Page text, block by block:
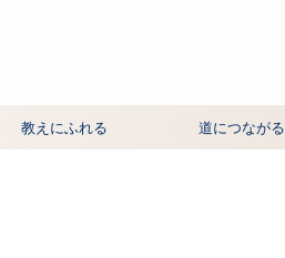
教えにふれる 道につながる